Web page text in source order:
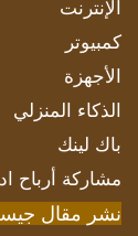
الإنترنت
كمبيوتر
الأجهزة
الذكاء المنزلي
باك لينك
مشاركة أرباح
نشر مقال